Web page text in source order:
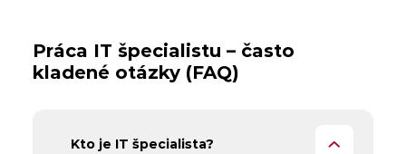
Práca IT špecialistu – často
kladené otázky (FAQ)
Kto je IT špecialista?